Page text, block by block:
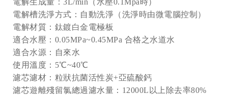
電解生成量：3L/min（水壓0.1Mpa時）
電解槽洗淨方式：自動洗淨（洗淨時由微電腦控制）
電解材質：鈦鍍白金電極板
適合水壓：0.05MPa~0.45MPa 合格之水道水
適合水源：自來水
使用溫度：5℃~40℃
濾芯濾材：粒狀抗菌活性炭+亞硫酸鈣
濾芯遊離殘留氯總過濾水量：12000L以上除去率80%